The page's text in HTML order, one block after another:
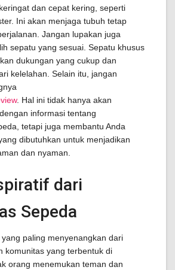
dan cepat kering, seperti
Ini akan menjaga tubuh tetap
Jangan lupakan juga
sepatu yang sesuai. Sepatu khusus
dukungan yang cukup dan
kelelahan. Selain itu, jangan
. Hal ini tidak hanya akan
informasi tentang
tetapi juga membantu Anda
dibutuhkan untuk menjadikan
dan nyaman.
dari
Sepeda
paling menyenangkan dari
komunitas yang terbentuk di
orang menemukan teman dan